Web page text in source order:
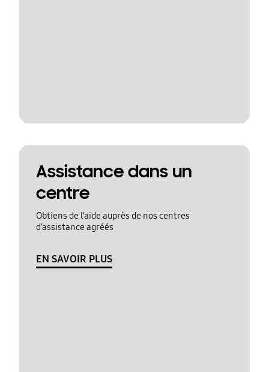
Assistance dans un
centre
Obtiens de l’aide auprès de nos centres
d’assistance agréés
EN SAVOIR PLUS